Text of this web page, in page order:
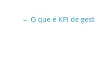
← O que é KPI de